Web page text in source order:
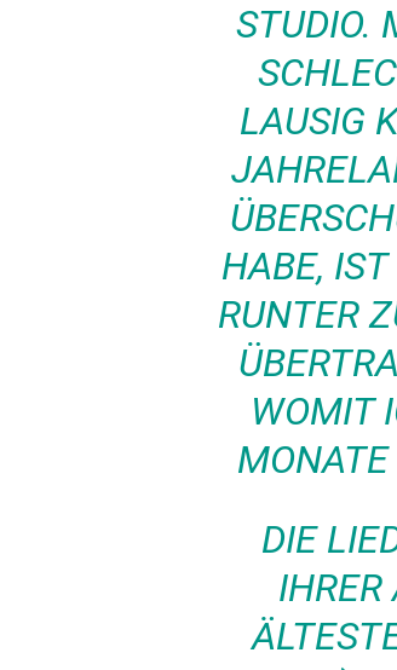
UDIO.
USIG
BE, IST
NTER ZU
MIT ICH
NATE
DIE